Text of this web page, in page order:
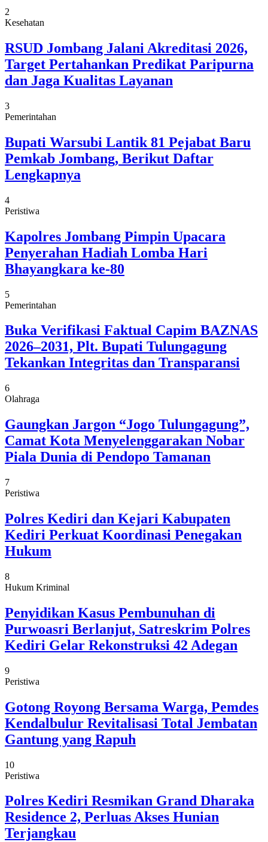
2
Kesehatan
RSUD Jombang Jalani Akreditasi 2026,
Target Pertahankan Predikat Paripurna
dan Jaga Kualitas Layanan
3
Pemerintahan
Bupati Warsubi Lantik 81 Pejabat Baru
Pemkab Jombang, Berikut Daftar
Lengkapnya
4
Peristiwa
Kapolres Jombang Pimpin Upacara
Penyerahan Hadiah Lomba Hari
Bhayangkara ke-80
5
Pemerintahan
Buka Verifikasi Faktual Capim BAZNAS
2026–2031, Plt. Bupati Tulungagung
Tekankan Integritas dan Transparansi
6
Olahraga
Gaungkan Jargon “Jogo Tulungagung”,
Camat Kota Menyelenggarakan Nobar
Piala Dunia di Pendopo Tamanan
7
Peristiwa
Polres Kediri dan Kejari Kabupaten
Kediri Perkuat Koordinasi Penegakan
Hukum
8
Hukum Kriminal
Penyidikan Kasus Pembunuhan di
Purwoasri Berlanjut, Satreskrim Polres
Kediri Gelar Rekonstruksi 42 Adegan
9
Peristiwa
Gotong Royong Bersama Warga, Pemdes
Kendalbulur Revitalisasi Total Jembatan
Gantung yang Rapuh
10
Peristiwa
Polres Kediri Resmikan Grand Dharaka
Residence 2, Perluas Akses Hunian
Terjangkau